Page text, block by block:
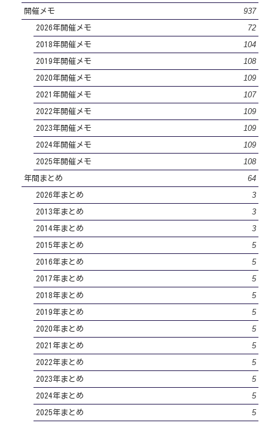
開催メモ 937
2026年開催メモ 72
2018年開催メモ 104
2019年開催メモ 108
2020年開催メモ 109
2021年開催メモ 107
2022年開催メモ 109
2023年開催メモ 109
2024年開催メモ 109
2025年開催メモ 108
年間まとめ 64
2026年まとめ 3
2013年まとめ 3
2014年まとめ 3
2015年まとめ 5
2016年まとめ 5
2017年まとめ 5
2018年まとめ 5
2019年まとめ 5
2020年まとめ 5
2021年まとめ 5
2022年まとめ 5
2023年まとめ 5
2024年まとめ 5
2025年まとめ 5